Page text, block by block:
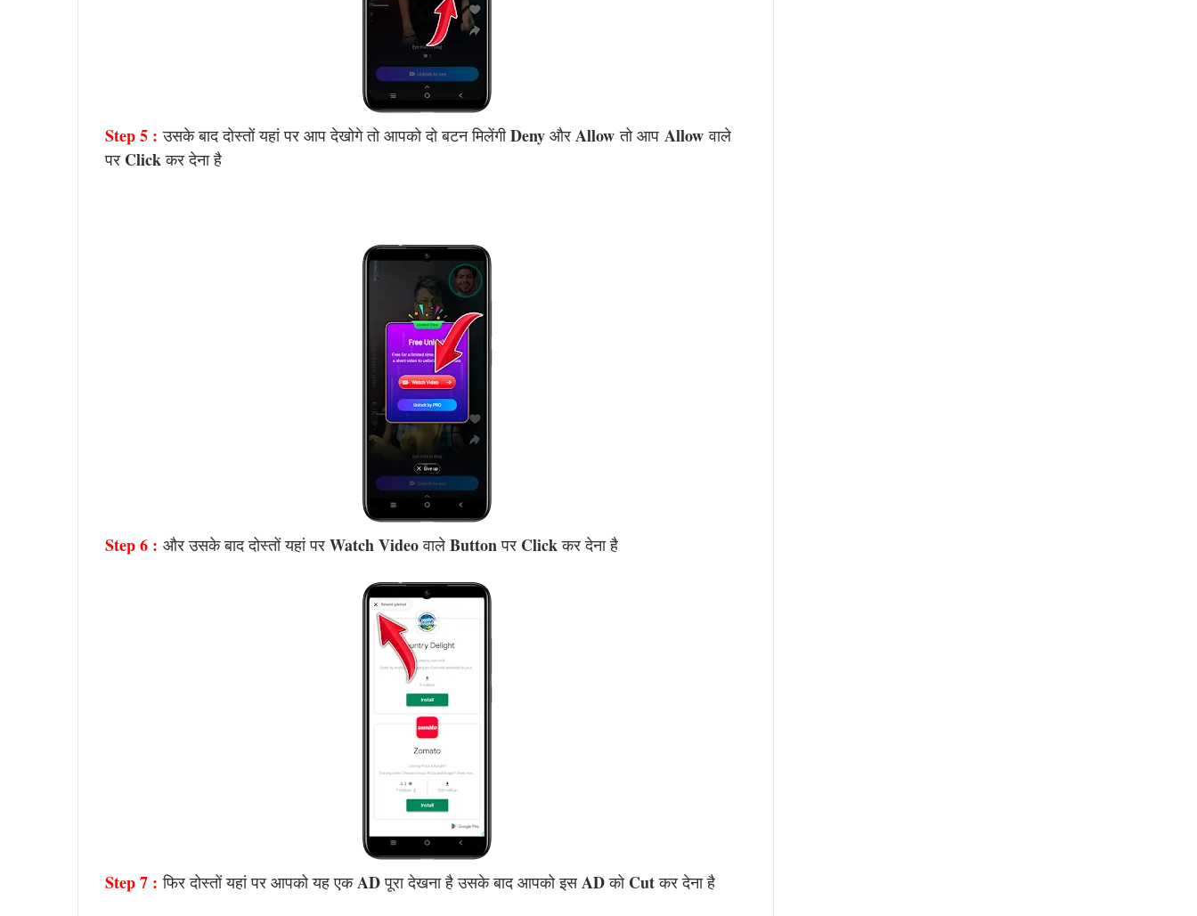
Step 5 : उसके बाद दोस्तों यहां पर आप देखोगे तो आपको दो बटन मिलेंगीDeny और Allow तो आप Allow वाले
पर Clickकर देना है
Step 6 : और उसके बाद दोस्तों यहां पर Watch Videoवाले Buttonपर Clickकर देना है
Step 7 : फिर दोस्तों यहां पर आपको यह एकADपूरा देखना है उसके बाद आपको इसADको Cutकर देना है